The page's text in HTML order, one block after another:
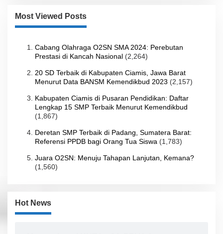
Most Viewed Posts
Cabang Olahraga O2SN SMA 2024: Perebutan
Prestasi di Kancah Nasional (2,264)
20 SD Terbaik di Kabupaten Ciamis, Jawa Barat
Menurut Data BANSM Kemendikbud 2023 (2,157)
Kabupaten Ciamis di Pusaran Pendidikan: Daftar
Lengkap 15 SMP Terbaik Menurut Kemendikbud
(1,867)
Deretan SMP Terbaik di Padang, Sumatera Barat:
Referensi PPDB bagi Orang Tua Siswa (1,783)
Juara O2SN: Menuju Tahapan Lanjutan, Kemana?
(1,560)
Hot News